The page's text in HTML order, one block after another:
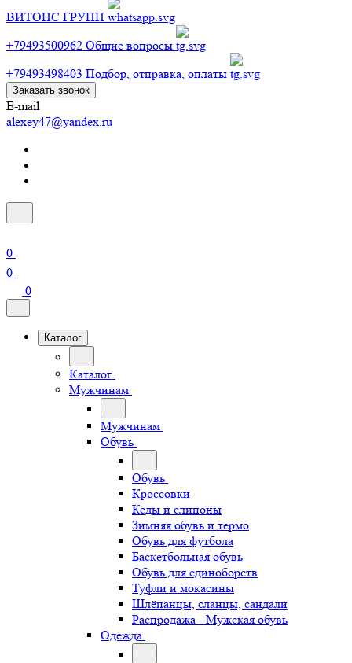
ВИТОНС ГРУПП
+79493500962 Общие вопросы
+79493498403 Подбор, отправка, оплаты
Заказать звонок
E-mail
alexey47@yandex.ru
0
0
0
Каталог
Каталог
Мужчинам
Мужчинам
Обувь
Обувь
Кроссовки
Кеды и слипоны
Зимняя обувь и термо
Обувь для футбола
Баскетбольная обувь
Обувь для единоборств
Туфли и мокасины
Шлёпанцы, сланцы, сандали
Распродажа - Мужская обувь
Одежда